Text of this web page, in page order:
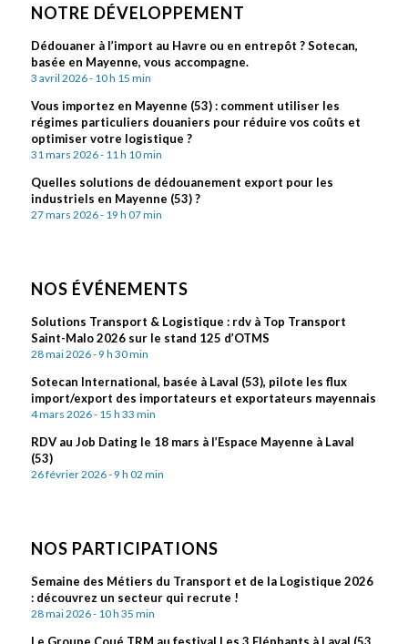
NOTRE DÉVELOPPEMENT
Dédouaner à l’import au Havre ou en entrepôt ? Sotecan,
basée en Mayenne, vous accompagne.
3 avril 2026 - 10 h 15 min
Vous importez en Mayenne (53) : comment utiliser les
régimes particuliers douaniers pour réduire vos coûts et
optimiser votre logistique ?
31 mars 2026 - 11 h 10 min
Quelles solutions de dédouanement export pour les
industriels en Mayenne (53) ?
27 mars 2026 - 19 h 07 min
NOS ÉVÉNEMENTS
Solutions Transport & Logistique : rdv à Top Transport
Saint-Malo 2026 sur le stand 125 d’OTMS
28 mai 2026 - 9 h 30 min
Sotecan International, basée à Laval (53), pilote les flux
import/export des importateurs et exportateurs mayennais
4 mars 2026 - 15 h 33 min
RDV au Job Dating le 18 mars à l’Espace Mayenne à Laval
(53)
26 février 2026 - 9 h 02 min
NOS PARTICIPATIONS
Semaine des Métiers du Transport et de la Logistique 2026
: découvrez un secteur qui recrute !
28 mai 2026 - 10 h 35 min
Le Groupe Coué TRM au festival Les 3 Eléphants à Laval (53,